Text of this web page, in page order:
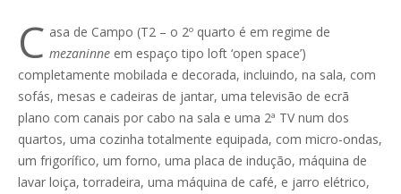
C asa de Campo (T2 – o 2º quarto é em regime de
mezaninne em espaço tipo loft ‘open space’)
completamente mobilada e decorada, incluindo, na sala, com
sofás, mesas e cadeiras de jantar, uma televisão de ecrã
plano com canais por cabo na sala e uma 2ª TV num dos
quartos, uma cozinha totalmente equipada, com micro-ondas,
um frigorífico, um forno, uma placa de indução, máquina de
lavar loiça, torradeira, uma máquina de café, e jarro elétrico,